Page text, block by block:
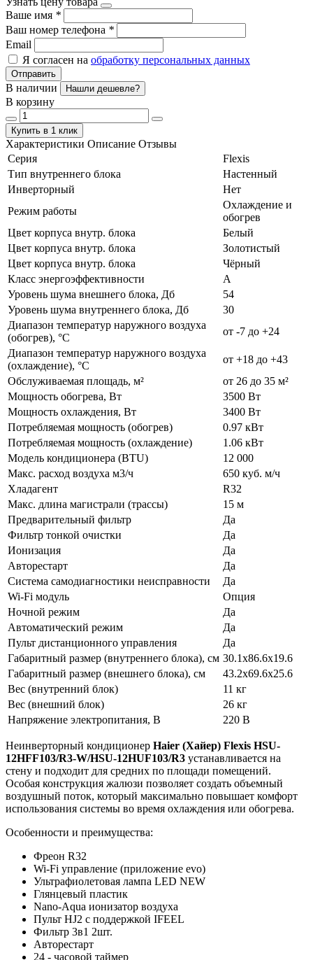
Ваше имя *
Ваш номер телефона *
Email
Я согласен на обработку персональных данных
Отправить
В наличии Нашли дешевле?
В корзину
Купить в 1 клик
Характеристики Описание Отзывы
Серия
Flexis
Тип внутреннего блока
Настенный
Инверторный
Нет
Режим работы
Охлаждение и
обогрев
Цвет корпуса внутр. блока
Белый
Цвет корпуса внутр. блока
Золотистый
Цвет корпуса внутр. блока
Чёрный
Класс энергоэффективности
А
Уровень шума внешнего блока, Дб
54
Уровень шума внутреннего блока, Дб
30
Диапазон температур наружного воздуха
(обогрев), °C
от -7 до +24
Диапазон температур наружного воздуха
(охлаждение), °C
от +18 до +43
Обслуживаемая площадь, м²
от 26 до 35 м²
Мощность обогрева, Вт
3500 Вт
Мощность охлаждения, Вт
3400 Вт
Потребляемая мощность (обогрев)
0.97 кВт
Потребляемая мощность (охлаждение)
1.06 кВт
Модель кондиционера (BTU)
12 000
Макс. расход воздуха м3/ч
650 куб. м/ч
Хладагент
R32
Макс. длина магистрали (трассы)
15 м
Предварительный фильтр
Да
Фильтр тонкой очистки
Да
Ионизация
Да
Авторестарт
Да
Система самодиагностики неисправности
Да
Wi-Fi модуль
Опция
Ночной режим
Да
Автоматический режим
Да
Пульт дистанционного управления
Да
Габаритный размер (внутреннего блока), см 30.1x86.6x19.6
Габаритный размер (внешнего блока), см
43.2x69.6x25.6
Вес (внутренний блок)
11 кг
Вес (внешний блок)
26 кг
Напряжение электропитания, В
220 В
Неинверторный кондиционер Haier (Хайер) Flexis HSU-
12HFF103/R3-W/HSU-12HUF103/R3 устанавливается на
стену и подходит для средних по площади помещений.
Особая конструкция жалюзи позволяет создать объемный
воздушный поток, который максимально повышает комфорт
использования системы во время охлаждения или обогрева.
Особенности и преимущества:
Фреон R32
Wi-Fi управление (приложение evo)
Ультрафиолетовая лампа LED NEW
Глянцевый пластик
Nano-Aqua ионизатор воздуха
Пульт HJ2 с поддержкой IFEEL
Фильтр 3в1 2шт.
Авторестарт
24 - часовой таймер